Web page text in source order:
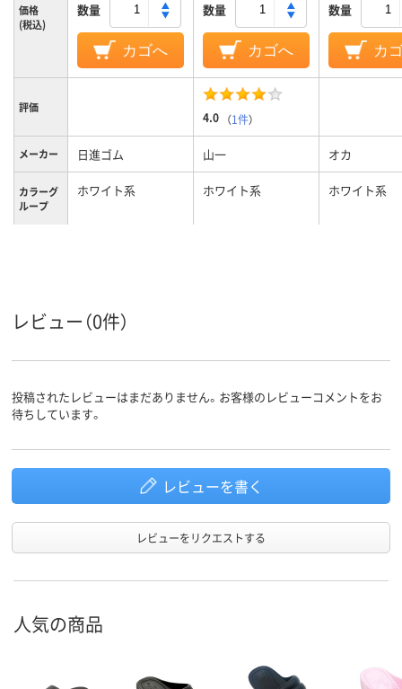
価格
(税込)
数量
カゴへ
数量
カゴへ
数量
カ
評価
4.0 （1件）
メーカー 日進ゴム 山一 オカ
カラーグ
ループ
ホワイト系 ホワイト系 ホワイト系
レビュー（0件）
投稿されたレビューはまだありません。お客様のレビューコメントをお
待ちしています。
レビューを書く
レビューをリクエストする
人気の商品